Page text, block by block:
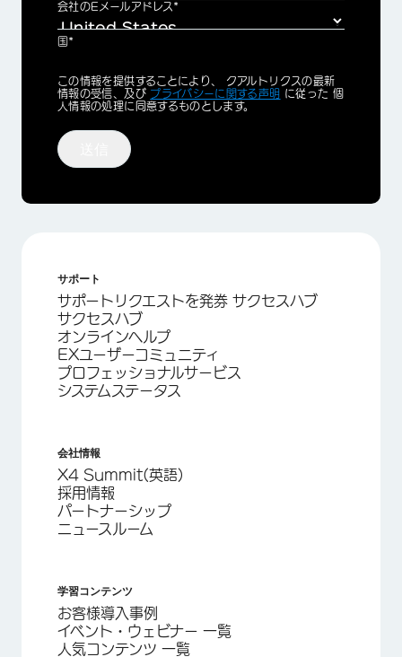
会社のEメールアドレス*
国*
Privacy
Optin
この情報を提供することにより、 クアルトリクスの最新
情報の受信、及び プライバシーに関する声明 に従った 個
人情報の処理に同意するものとします。
サポート
サポートリクエストを発券 サクセスハブ
サクセスハブ
オンラインヘルプ
EXユーザーコミュニティ
プロフェッショナルサービス
システムステータス
会社情報
X4 Summit(英語)
採用情報
パートナーシップ
ニュースルーム
学習コンテンツ
お客様導入事例
イベント・ウェビナー 一覧
人気コンテンツ 一覧